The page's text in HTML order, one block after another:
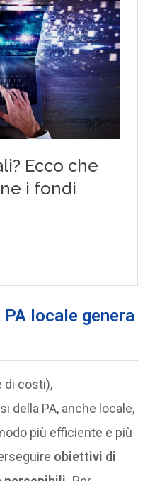
locale genera
di costi),
della PA, anche locale,
più efficiente e più
obiettivi di